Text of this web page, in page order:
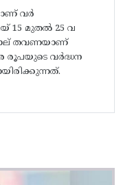
വർ
15 മുതൽ 25 വ
നാല് തവണയാണ്
രൂപയുടെ വർദ്ധന